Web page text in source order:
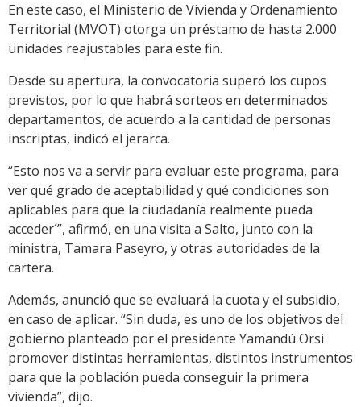
En este caso, el Ministerio de Vivienda y Ordenamiento
Territorial (MVOT) otorga un préstamo de hasta 2.000
unidades reajustables para este fin.
Desde su apertura, la convocatoria superó los cupos
previstos, por lo que habrá sorteos en determinados
departamentos, de acuerdo a la cantidad de personas
inscriptas, indicó el jerarca.
“Esto nos va a servir para evaluar este programa, para
ver qué grado de aceptabilidad y qué condiciones son
aplicables para que la ciudadanía realmente pueda
acceder´”, afirmó, en una visita a Salto, junto con la
ministra, Tamara Paseyro, y otras autoridades de la
cartera.
Además, anunció que se evaluará la cuota y el subsidio,
en caso de aplicar. “Sin duda, es uno de los objetivos del
gobierno planteado por el presidente Yamandú Orsi
promover distintas herramientas, distintos instrumentos
para que la población pueda conseguir la primera
vivienda”, dijo.